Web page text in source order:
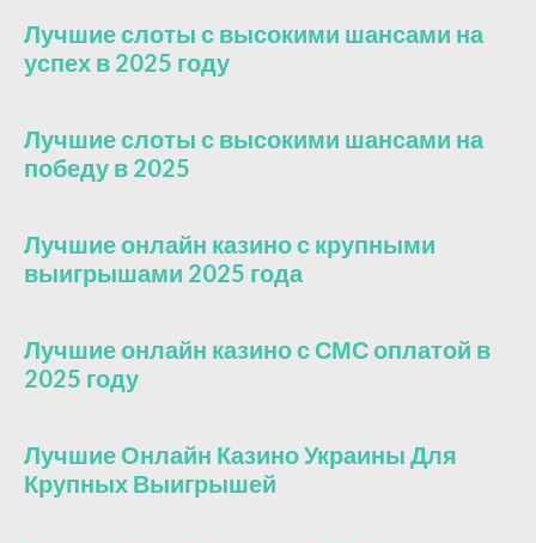
Лучшие слоты с высокими шансами на
успех в 2025 году
Лучшие слоты с высокими шансами на
победу в 2025
Лучшие онлайн казино с крупными
выигрышами 2025 года
Лучшие онлайн казино с СМС оплатой в
2025 году
Лучшие Онлайн Казино Украины Для
Крупных Выигрышей